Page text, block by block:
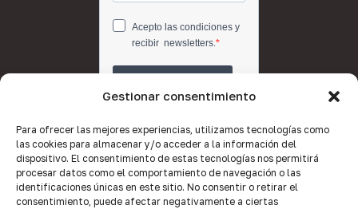
Gestionar consentimiento
Para ofrecer las mejores experiencias, utilizamos tecnologías como
las cookies para almacenar y/o acceder a la información del
dispositivo. El consentimiento de estas tecnologías nos permitirá
procesar datos como el comportamiento de navegación o las
identificaciones únicas en este sitio. No consentir o retirar el
consentimiento, puede afectar negativamente a ciertas